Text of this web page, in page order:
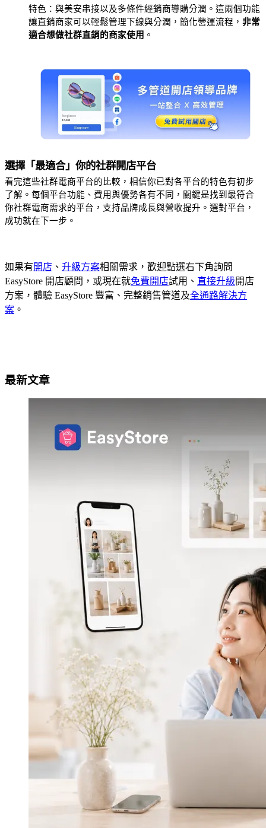
特色：與美安串接以及多條件經銷商導購分潤。這兩個功能
讓直銷商家可以輕鬆管理下線與分潤，簡化營運流程， 非常
適合想做社群直銷的商家使用 。
選擇「最適合」你的社群開店平台
看完這些社群電商平台的比較，相信你已對各平台的特色有初步
了解。每個平台功能、費用與優勢各有不同，關鍵是找到最符合
你社群電商需求的平台，支持品牌成長與營收提升。選對平台，
成功就在下一步。
如果有開店 、 升級方案相關需求，歡迎點選右下角詢問
EasyStore 開店顧問，或現在就免費開店試用、 直接升級開店
方案，體驗 EasyStore 豐富、完整銷售管道及全通路解決方
案 。
最新文章